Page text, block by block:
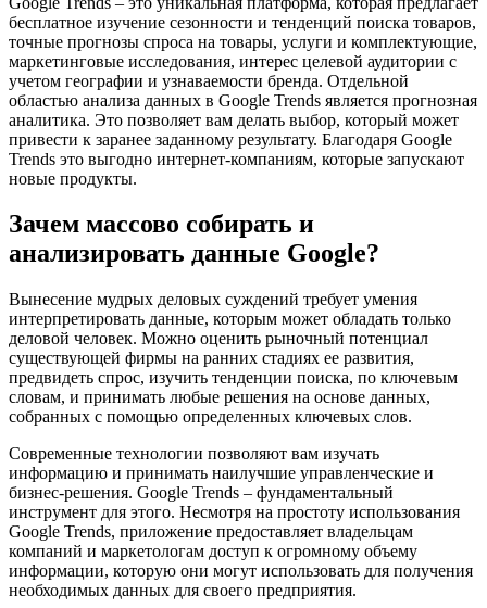
бесплатное изучение сезонности и тенденций поиска товаров,
точные прогнозы спроса на товары, услуги и комплектующие,
маркетинговые исследования, интерес целевой аудитории с
учетом географии и узнаваемости бренда. Отдельной
областью анализа данных в Google Trends является прогнозная
аналитика. Это позволяет вам делать выбор, который может
привести к заранее заданному результату. Благодаря Google
Trends это выгодно интернет-компаниям, которые запускают
новые продукты.
Зачем массово собирать и
анализировать данные Google?
Вынесение мудрых деловых суждений требует умения
интерпретировать данные, которым может обладать только
деловой человек. Можно оценить рыночный потенциал
существующей фирмы на ранних стадиях ее развития,
предвидеть спрос, изучить тенденции поиска, по ключевым
словам, и принимать любые решения на основе данных,
собранных с помощью определенных ключевых слов.
Современные технологии позволяют вам изучать
информацию и принимать наилучшие управленческие и
бизнес-решения. Google Trends – фундаментальный
инструмент для этого. Несмотря на простоту использования
Google Trends, приложение предоставляет владельцам
компаний и маркетологам доступ к огромному объему
информации, которую они могут использовать для получения
необходимых данных для своего предприятия.